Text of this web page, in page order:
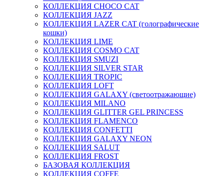
КОЛЛЕКЦИЯ CHOCO CAT
КОЛЛЕКЦИЯ JAZZ
КОЛЛЕКЦИЯ LAZER CAT (голографические
кошки)
КОЛЛЕКЦИЯ LIME
КОЛЛЕКЦИЯ COSMO CAT
КОЛЛЕКЦИЯ SMUZI
КОЛЛЕКЦИЯ SILVER STAR
КОЛЛЕКЦИЯ TROPIC
КОЛЛЕКЦИЯ LOFT
КОЛЛЕКЦИЯ GALAXY (светоотражающие)
КОЛЛЕКЦИЯ MILANO
КОЛЛЕКЦИЯ GLITTER GEL PRINCESS
КОЛЛЕКЦИЯ FLAMENCO
КОЛЛЕКЦИЯ CONFETTI
КОЛЛЕКЦИЯ GALAXY NEON
КОЛЛЕКЦИЯ SALUT
КОЛЛЕКЦИЯ FROST
БАЗОВАЯ КОЛЛЕКЦИЯ
КОЛЛЕКЦИЯ COFFE